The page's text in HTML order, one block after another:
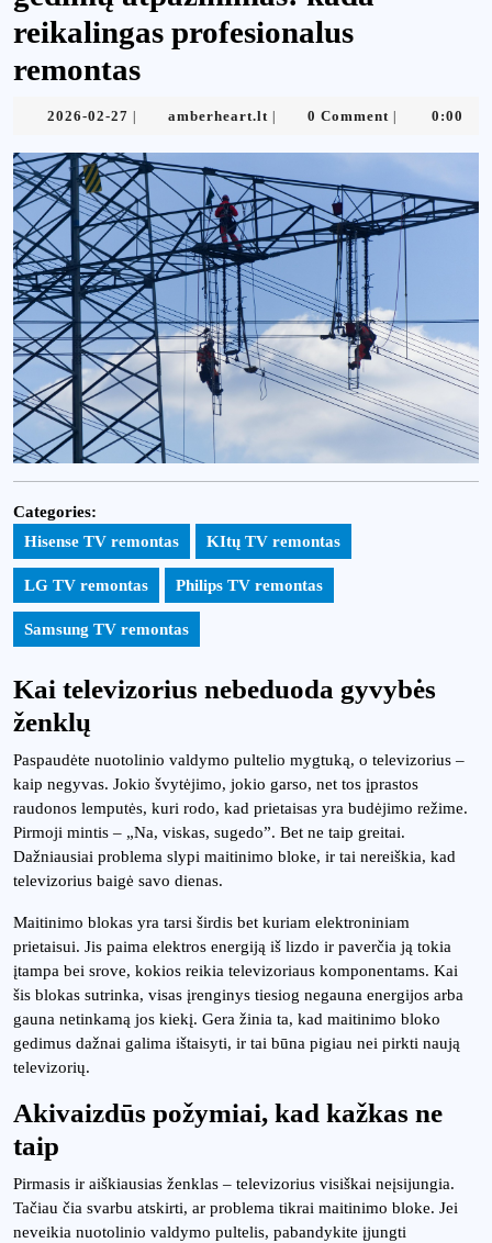
reikalingas profesionalus
remontas
2026-02-27 2026-
27
amberheart.lt amberheart.lt
0 Comment 0:00
Categories:
Hisense TV remontas
KItų TV remontas
LG TV remontas Philips TV remontas
Samsung TV remontas
Kai televizorius nebeduoda gyvybės
ženklų
Paspaudėte nuotolinio valdymo pultelio mygtuką, o televizorius –
kaip negyvas. Jokio švytėjimo, jokio garso, net tos įprastos
raudonos lemputės, kuri rodo, kad prietaisas yra budėjimo režime.
Pirmoji mintis – „Na, viskas, sugedo”. Bet ne taip greitai.
Dažniausiai problema slypi maitinimo bloke, ir tai nereiškia, kad
televizorius baigė savo dienas.
Maitinimo blokas yra tarsi širdis bet kuriam elektroniniam
prietaisui. Jis paima elektros energiją iš lizdo ir paverčia ją tokia
įtampa bei srove, kokios reikia televizoriaus komponentams. Kai
šis blokas sutrinka, visas įrenginys tiesiog negauna energijos arba
gauna netinkamą jos kiekį. Gera žinia ta, kad maitinimo bloko
gedimus dažnai galima ištaisyti, ir tai būna pigiau nei pirkti naują
televizorių.
Akivaizdūs požymiai, kad kažkas ne
taip
Pirmasis ir aiškiausias ženklas – televizorius visiškai neįsijungia.
Tačiau čia svarbu atskirti, ar problema tikrai maitinimo bloke. Jei
neveikia nuotolinio valdymo pultelis, pabandykite įjungti